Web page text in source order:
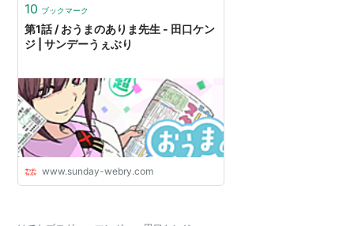
10 ブックマーク
第1話 / おうまのありま先生 - 田口ケン
ジ | サンデーうぇぶり
www.sunday-webry.com